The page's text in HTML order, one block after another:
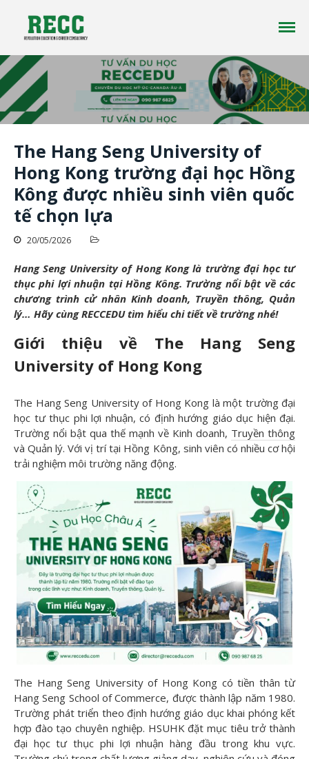
Trang chủ
Giới thiệu
Du học
Tư vấn Du Học - Reccedu | Du học
Úc, Mỹ, Canada, New Zealand uy
tín tại Việt Nam
Công ty tư vấn du học RECC EDUCATION là một
kinh nghiệm trong lĩnh vực du học ở nhiều
quốc gia trên thế giới
The Hang Seng University of
Hong Kong trường đại học Hồng
Kông được nhiều sinh viên quốc
tế chọn lựa
20/05/2026
Hang Seng University of Hong Kong là trường đại học tư
thục phi lợi nhuận tại Hồng Kông. Trường nổi bật về các
chương trình cử nhân Kinh doanh, Truyền thông, Quản
lý… Hãy cùng RECCEDU tìm hiểu chi tiết về trường nhé!
Giới thiệu về The Hang Seng
University of Hong Kong
The Hang Seng University of Hong Kong là một trường đại
học tư thục phi lợi nhuận, có định hướng giáo dục hiện đại.
Trường nổi bật qua thế mạnh về Kinh doanh, Truyền thông
và Quản lý. Với vị trí tại Hồng Kông, sinh viên có nhiều cơ hội
trải nghiệm môi trường năng động.
The Hang Seng University of Hong Kong có tiền thân từ
Hang Seng School of Commerce, được thành lập năm 1980.
Trường phát triển theo định hướng giáo dục khai phóng kết
hợp đào tạo chuyên nghiệp. HSUHK đặt mục tiêu trở thành
đại học tư thục phi lợi nhuận hàng đầu trong khu vực.